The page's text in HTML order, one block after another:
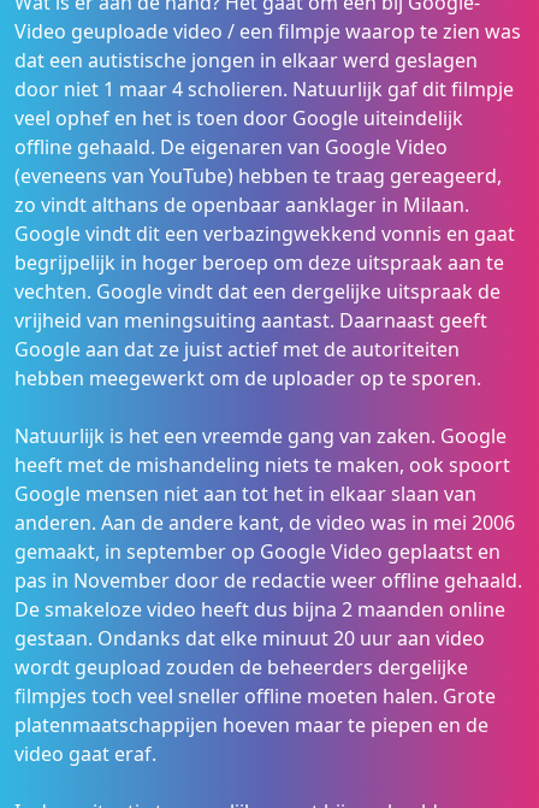
Video geuploade video / een filmpje waarop te zien was
dat een autistische jongen in elkaar werd geslagen
door niet 1 maar 4 scholieren. Natuurlijk gaf dit filmpje
veel ophef en het is toen door Google uiteindelijk
offline gehaald. De eigenaren van Google Video
(eveneens van YouTube) hebben te traag gereageerd,
zo vindt althans de openbaar aanklager in Milaan.
Google vindt dit een verbazingwekkend vonnis en gaat
begrijpelijk in hoger beroep om deze uitspraak aan te
vechten. Google vindt dat een dergelijke uitspraak de
vrijheid van meningsuiting aantast. Daarnaast geeft
Google aan dat ze juist actief met de autoriteiten
hebben meegewerkt om de uploader op te sporen.
Natuurlijk is het een vreemde gang van zaken. Google
heeft met de mishandeling niets te maken, ook spoort
Google mensen niet aan tot het in elkaar slaan van
anderen. Aan de andere kant, de video was in mei 2006
gemaakt, in september op Google Video geplaatst en
pas in November door de redactie weer offline gehaald.
De smakeloze video heeft dus bijna 2 maanden online
gestaan. Ondanks dat elke minuut 20 uur aan video
wordt geupload zouden de beheerders dergelijke
filmpjes toch veel sneller offline moeten halen. Grote
platenmaatschappijen hoeven maar te piepen en de
video gaat eraf.